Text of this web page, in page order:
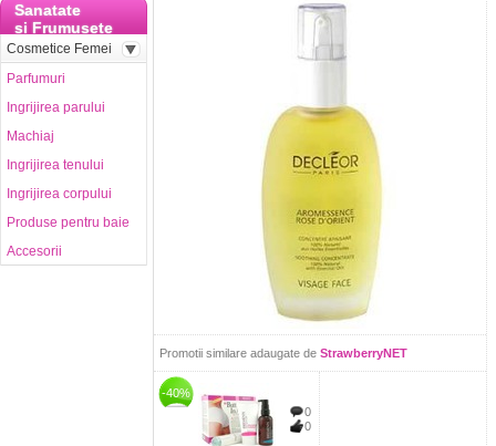
Promotii similare adaugate de StrawberryNET
-40%
0
0
Sanatate
si Frumusete
Cosmetice Femei
Parfumuri
Ingrijirea parului
Machiaj
Ingrijirea tenului
Ingrijirea corpului
Produse pentru baie
Accesorii